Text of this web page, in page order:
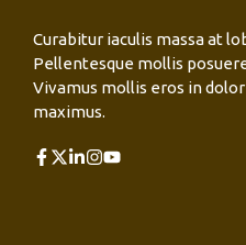
Curabitur iaculis massa at
Pellentesque mollis
Vivamus mollis eros in
maximus.